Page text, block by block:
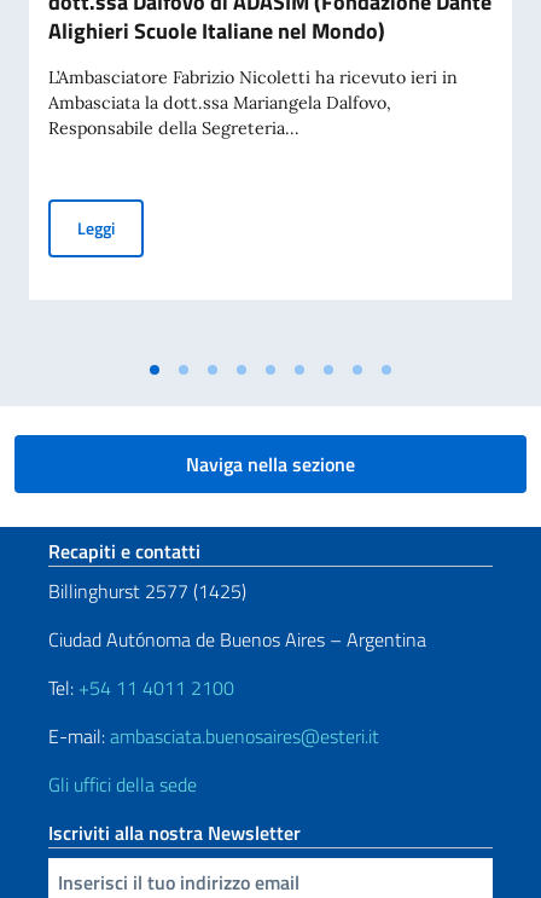
Alighieri Scuole Italiane nel Mondo)
L’Ambasciatore Fabrizio Nicoletti ha ricevuto ieri in
Ambasciata la dott.ssa Mariangela Dalfovo,
Responsabile della Segreteria...
LeggiIncontro dell’Ambasciatore Nicoletti con la dott.ssa
Naviga nella sezione
Sezione footer
Recapiti e contatti
Billinghurst 2577 (1425)
Ciudad Autónoma de Buenos Aires – Argentina
Tel: +54 11 4011 2100
E-mail:ambasciata.buenosaires@esteri.it
Gli uffici della sede
Iscriviti alla nostra Newsletter
Inserisci la tua email